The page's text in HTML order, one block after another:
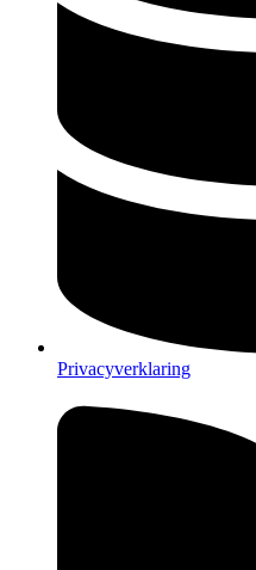
Privacyverklaring